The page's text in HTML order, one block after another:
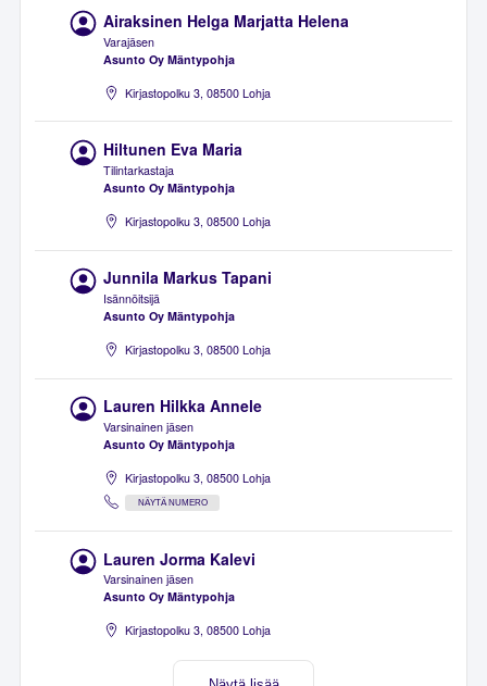
Airaksinen Helga Marjatta Helena
Varajäsen
Asunto Oy Mäntypohja
Kirjastopolku 3, 08500 Lohja
Hiltunen Eva Maria
Tilintarkastaja
Asunto Oy Mäntypohja
Kirjastopolku 3, 08500 Lohja
Junnila Markus Tapani
Isännöitsijä
Asunto Oy Mäntypohja
Kirjastopolku 3, 08500 Lohja
Lauren Hilkka Annele
Varsinainen jäsen
Asunto Oy Mäntypohja
Kirjastopolku 3, 08500 Lohja
NÄYTÄ NUMERO
Lauren Jorma Kalevi
Varsinainen jäsen
Asunto Oy Mäntypohja
Kirjastopolku 3, 08500 Lohja